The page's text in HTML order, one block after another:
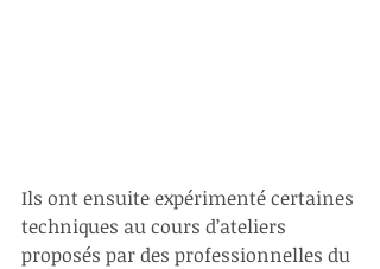
Ils ont ensuite expérimenté certaines
techniques au cours d’ateliers
proposés par des professionnelles du